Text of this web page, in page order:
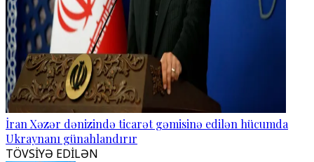
İran Xəzər dənizində ticarət gəmisinə edilən hücumda
Ukraynanı günahlandırır
TÖVSİYƏ EDİLƏN